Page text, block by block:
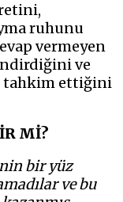
ruhunu
vermeyen
ve
tahkim ettiğini
Mİ?
bir yüz
ve bu